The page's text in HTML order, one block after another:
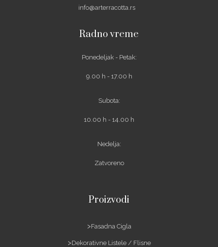
info@arterracotta.rs
Radno vreme
Ponedeljak - Petak:
9.00 h - 17.00 h
Subota:
10.00 h - 14.00 h
Nedelja:
Zatvoreno
Proizvodi
Fasadna Cigla
Dekorativne Listele / Flisne